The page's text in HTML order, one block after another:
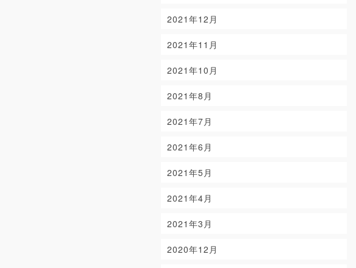
2021年12月
2021年11月
2021年10月
2021年8月
2021年7月
2021年6月
2021年5月
2021年4月
2021年3月
2020年12月